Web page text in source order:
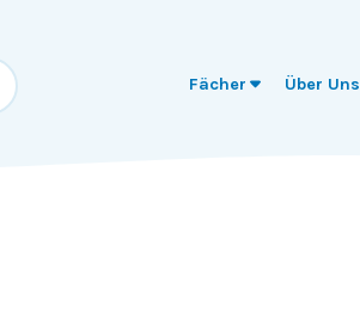
Fächer Über Uns